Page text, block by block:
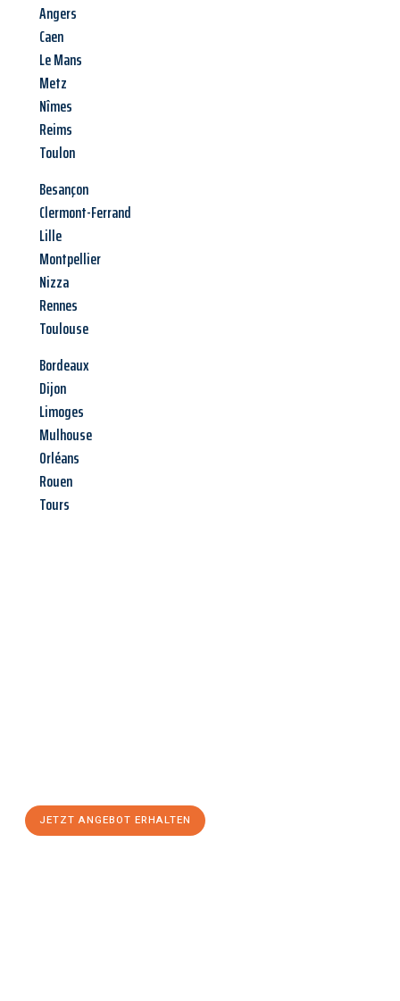
Angers
Caen
Le Mans
Metz
Nîmes
Reims
Toulon
Besançon
Clermont-Ferrand
Lille
Montpellier
Nizza
Rennes
Toulouse
Bordeaux
Dijon
Limoges
Mulhouse
Orléans
Rouen
Tours
JETZT ANGEBOT ERHALTEN